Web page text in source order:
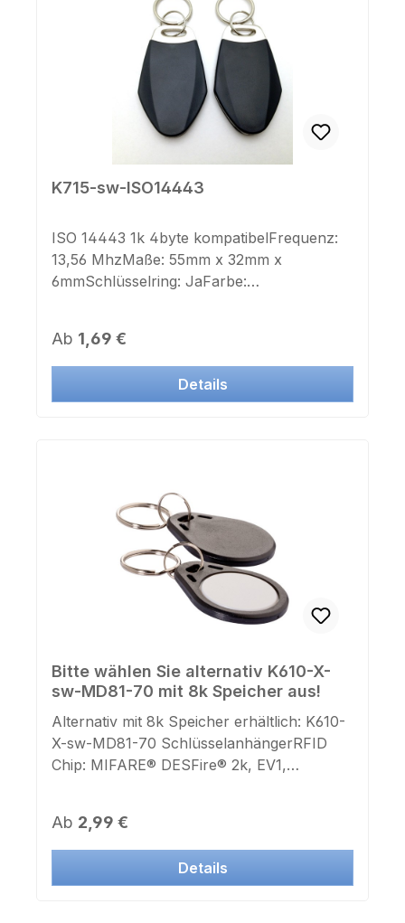
K715-sw-ISO14443
ISO 14443 1k 4byte kompatibelFrequenz:
13,56 MhzMaße: 55mm x 32mm x
6mmSchlüsselring: JaFarbe:
Regulärer Preis:
Ab 1,69 €
Details
Bitte wählen Sie alternativ K610-X-
sw-MD81-70 mit 8k Speicher aus!
Alternativ mit 8k Speicher erhältlich: K610-
X-sw-MD81-70 SchlüsselanhängerRFID
Chip: MIFARE® DESFire® 2k, EV1,
Gehäuse: schwarzFarbe Deckel:
weißAufdruck Chipnummer: neinAufkleber
Chipnummer: nein Geeignet für
Regulärer Preis:
Ab 2,99 €
Details